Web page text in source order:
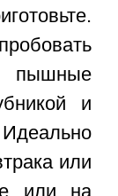
пышные
и
или
или на